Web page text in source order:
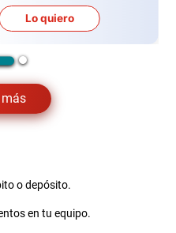
Lo quiero
o depósito.
en tu equipo.